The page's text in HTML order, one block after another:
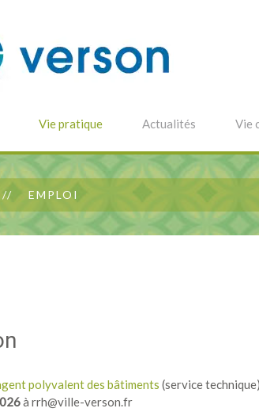
Vie pratique Actualités Vie
EMPLOI
polyvalent des bâtiments (service technique)
à rrh@ville-verson.fr